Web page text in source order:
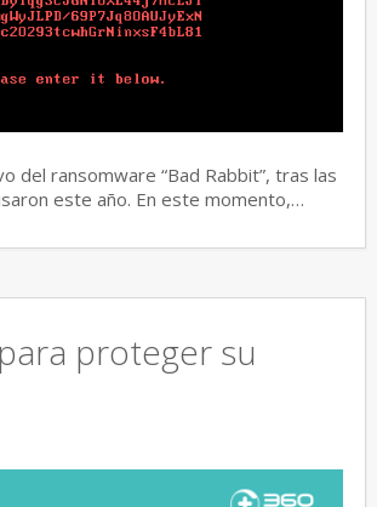
del ransomware “Bad Rabbit”, tras las
este año. En este momento,…
proteger su